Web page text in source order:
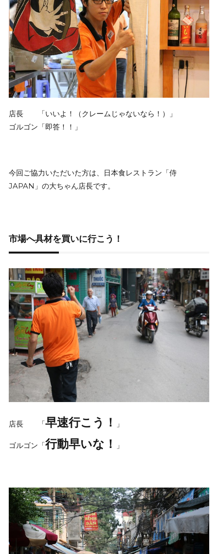
店長 「いいよ！（クレームじゃないなら！）」
ゴルゴン「即答！！」
今回ご協力いただいた方は、日本食レストラン「侍
JAPAN」の大ちゃん店長です。
市場へ具材を買いに行こう！
店長 「早速行こう！ 」
ゴルゴン「行動早いな！ 」